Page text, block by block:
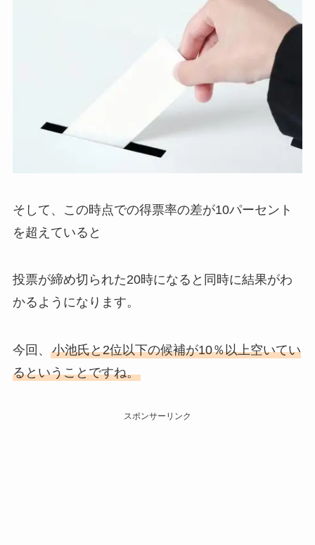
そして、この時点での得票率の差が10パーセント
を超えていると
投票が締め切られた20時になると同時に結果がわ
かるようになります。
今回、 小池氏と2位以下の候補が10％以上空いてい
るということですね。
スポンサーリンク